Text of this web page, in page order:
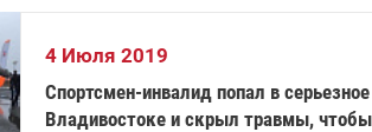
4 Июля 2019
Спортсмен-инвалид попал в
Владивостоке и скрыл травмы, чтобы